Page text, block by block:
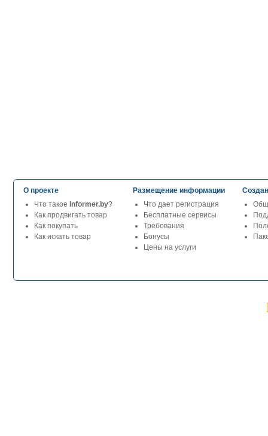
О проекте
Что такое Informer.by?
Как продвигать товар
Как покупать
Как искать товар
Размещение информации
Что дает регистрация
Бесплатные сервисы
Требования
Бонусы
Цены на услуги